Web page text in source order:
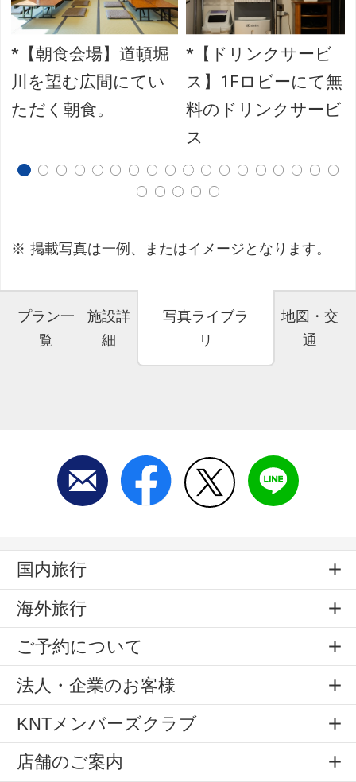
*【朝食会場】道頓堀
川を望む広間にてい
ただく朝食。
*【ドリンクサービ
ス】1Fロビーにて無
料のドリンクサービ
ス
掲載写真は一例、またはイメージとなります。
プラン一
覧
施設詳
細
写真ライブラ
リ
地図・交
通
国内旅行
海外旅行
ご予約について
法人・企業のお客様
KNTメンバーズクラブ
店舗のご案内